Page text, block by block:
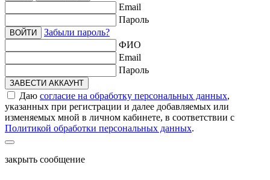
Email
Пароль
ВОЙТИ
Забыли пароль?
ФИО
Email
Пароль
ЗАВЕСТИ АККАУНТ
Даю согласие на обработку персональных данных,
указанных при регистрации и далее добавляемых или
изменяемых мной в личном кабинете, в соответствии с
Политикой обработки персональных данных.
закрыть сообщение